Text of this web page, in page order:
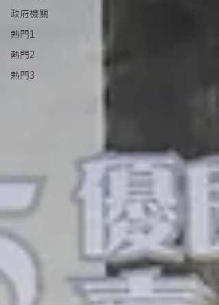
政府機關
熱門1
熱門2
熱門3